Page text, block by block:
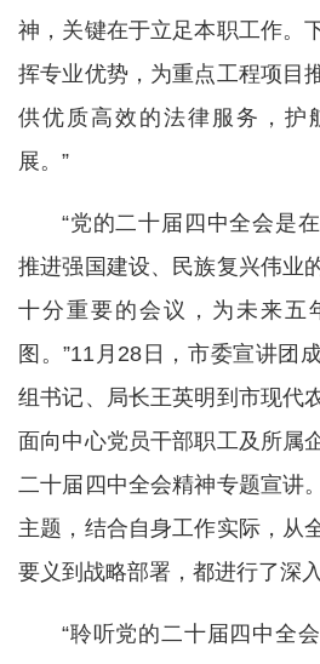
神，关键在于立足本职工作。
挥专业优势，为重点工程项目
供优质高效的法律服务，护
展。”
“党的二十届四中全会是
推进强国建设、民族复兴伟业
十分重要的会议，为未来五
图。”11月28日，市委宣讲团
组书记、局长王英明到市现代
面向中心党员干部职工及所属
二十届四中全会精神专题宣讲
主题，结合自身工作实际，从
要义到战略部署，都进行了深入
“聆听党的二十届四中全